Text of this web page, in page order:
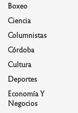
Boxeo
Ciencia
Columnistas
Córdoba
Cultura
Deportes
Economía Y
Negocios